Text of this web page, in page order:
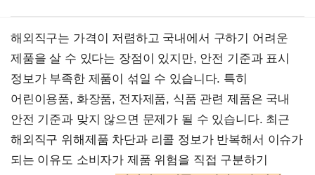
해외직구는 가격이 저렴하고 국내에서 구하기 어려운
제품을 살 수 있다는 장점이 있지만, 안전 기준과 표시
정보가 부족한 제품이 섞일 수 있습니다. 특히
어린이용품, 화장품, 전자제품, 식품 관련 제품은 국내
안전 기준과 맞지 않으면 문제가 될 수 있습니다. 최근
해외직구 위해제품 차단과 리콜 정보가 반복해서 이슈가
되는 이유도 소비자가 제품 위험을 직접 구분하기